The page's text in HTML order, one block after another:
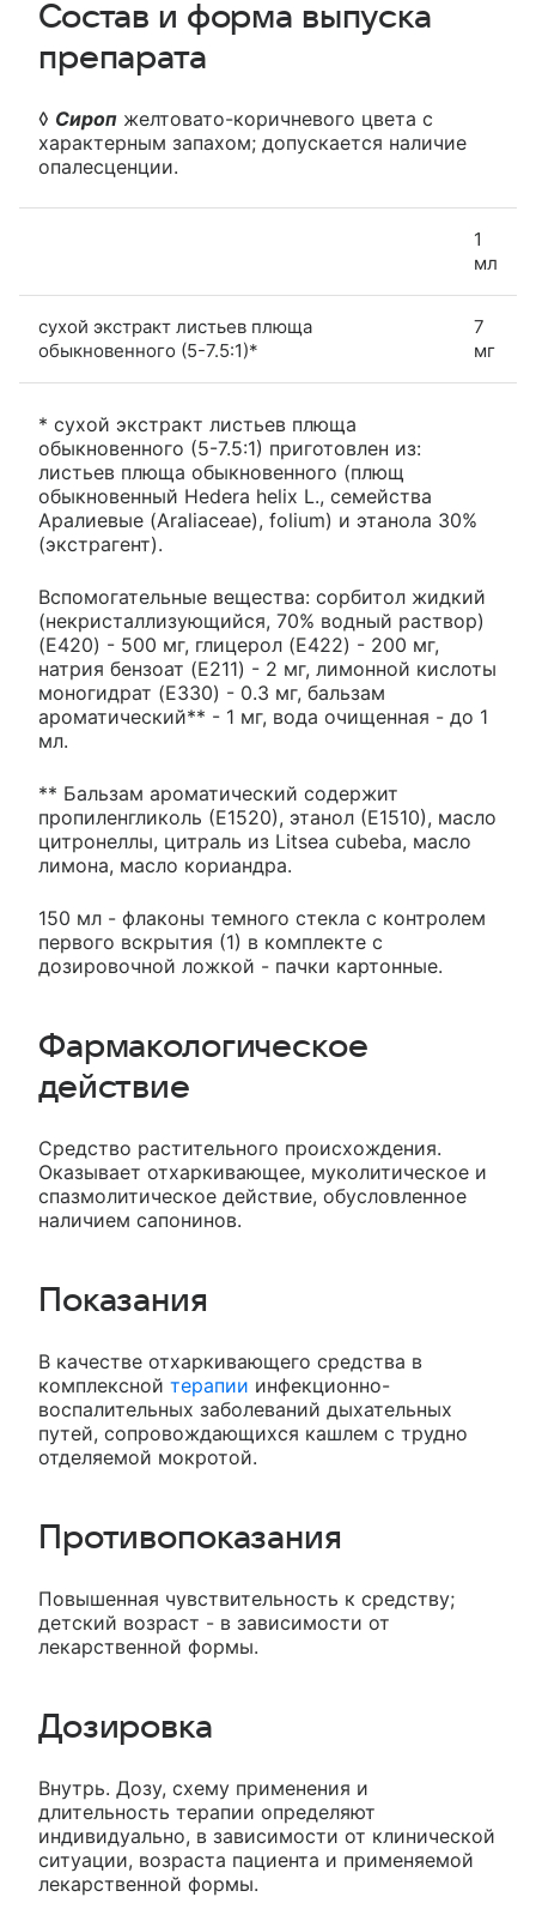
Состав и форма выпуска
препарата
◊ Сироп желтовато-коричневого цвета с
характерным запахом; допускается наличие
опалесценции.
1
мл
сухой экстракт листьев плюща
обыкновенного (5-7.5:1)*
7
мг
* сухой экстракт листьев плюща
обыкновенного (5-7.5:1) приготовлен из:
листьев плюща обыкновенного (плющ
обыкновенный Hedera helix L., семейства
Аралиевые (Araliaceae), folium) и этанола 30%
(экстрагент).
Вспомогательные вещества: сорбитол жидкий
(некристаллизующийся, 70% водный раствор)
(E420) - 500 мг, глицерол (E422) - 200 мг,
натрия бензоат (E211) - 2 мг, лимонной кислоты
моногидрат (E330) - 0.3 мг, бальзам
ароматический** - 1 мг, вода очищенная - до 1
мл.
** Бальзам ароматический содержит
пропиленгликоль (Е1520), этанол (Е1510), масло
цитронеллы, цитраль из Litsea cubeba, масло
лимона, масло кориандра.
150 мл - флаконы темного стекла с контролем
первого вскрытия (1) в комплекте с
дозировочной ложкой - пачки картонные.
Фармакологическое
действие
Средство растительного происхождения.
Оказывает отхаркивающее, муколитическое и
спазмолитическое действие, обусловленное
наличием сапонинов.
Показания
В качестве отхаркивающего средства в
комплексной терапии инфекционно-
воспалительных заболеваний дыхательных
путей, сопровождающихся кашлем с трудно
отделяемой мокротой.
Противопоказания
Повышенная чувствительность к средству;
детский возраст - в зависимости от
лекарственной формы.
Дозировка
Внутрь. Дозу, схему применения и
длительность терапии определяют
индивидуально, в зависимости от клинической
ситуации, возраста пациента и применяемой
лекарственной формы.